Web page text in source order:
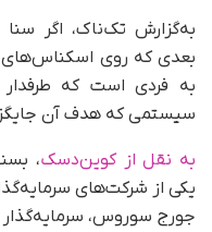
به‌گزارش تک‌ناک، اگر
بعدی که روی اسکناس‌های
به فردی است که
سیستمی که هدف آن
به نقل از کوین‌دسک
یکی از شرکت‌های
جورج سوروس،